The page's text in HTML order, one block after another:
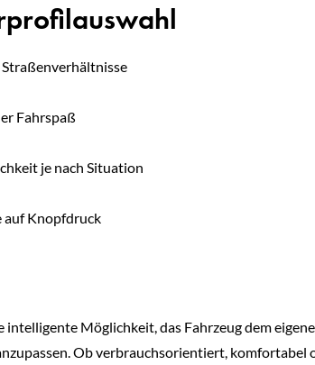
Fahrspaß
je nach Situation
auf Knopfdruck
Möglichkeit, das Fahrzeug dem
Ob verbrauchsorientiert, komfortabel